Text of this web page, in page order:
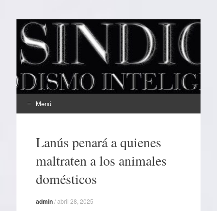
EL SINDICAL
Periodismo Inteligente
Menú
contenidoLanús penará a quienes
maltraten a los animales
domésticos
admin/abril 28, 2025